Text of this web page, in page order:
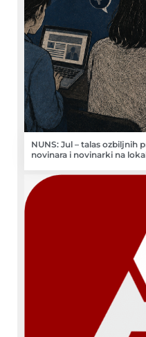
NUNS: Jul – talas ozbiljnih
novinara i novinarki na